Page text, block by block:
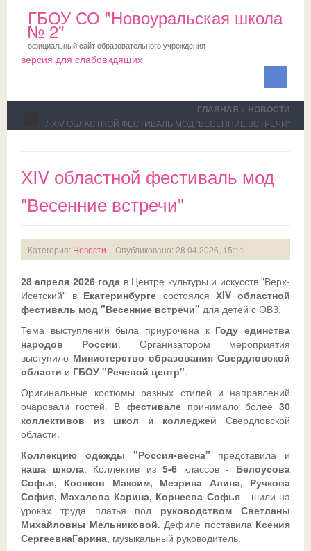
ГБОУ СО "Новоуральская школа
№ 2"
официальный сайт образовательного учреждения
версия для слабовидящих
Школа
О школе
Официально
СМИ о нас
Дни открытых дверей
Планы
Актуально
Исполнение законодательства
Общешкольные
Коллектив
Профсоюз
Доска почета
История
Традиции
Музей
Антикоррупционные мероприятия
Дорожная безопасность
Успехи
ПМПК
Рекомендации ПМПК для целей ГИА
Обучающимся
Трудовой отряд
Команда волонтеров
Совет обучающихся
Телефон доверия
ГИА-2026
Допобразование
ВПР
Школьный спортклуб
Школьный театр
Родителям
Школьная служба примирения
Безопасность детей в летний период
НОКО
Ссылки
ДИСТАНТ
СФЕРУМ - sferum.ru
ЦОК - educont.ru
ВК
ГЛАВНАЯ / НОВОСТИ
/ ХIV ОБЛАСТНОЙ ФЕСТИВАЛЬ МОД "ВЕСЕННИЕ ВСТРЕЧИ"
ХIV областной фестиваль мод
"Весенние встречи"
Категория: Новости Опубликовано: 28.04.2026, 15:11
28 апреля 2026 года в Центре культуры и искусств "Верх-
Исетский" в Екатеринбурге состоялся ХIV областной
фестиваль мод "Весенние встречи" для детей с ОВЗ.
Тема выступлений была приурочена к Году единства
народов России. Организатором мероприятия
выступило Министерство образования Свердловской
области и ГБОУ "Речевой центр".
Оригинальные костюмы разных стилей и направлений
очаровали гостей. В фестивалепринимало более 30
коллективов из школ и колледжей Свердловской
области.
Коллекцию одежды "Россия-весна" представила и
наша школа. Коллектив из5-6 классов - Белоусова
Софья, Косяков Максим, Мезрина Алина, Ручкова
София, Махалова Карина, Корнеева Софья- шили на
уроках труда платья под руководством Светланы
Михайловны Мельниковой. Дефиле поставила Ксения
СергеевнаГарина, музыкальный руководитель.